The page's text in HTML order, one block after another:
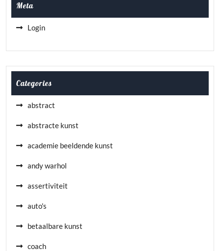
Meta
Login
Categories
abstract
abstracte kunst
academie beeldende kunst
andy warhol
assertiviteit
auto's
betaalbare kunst
coach